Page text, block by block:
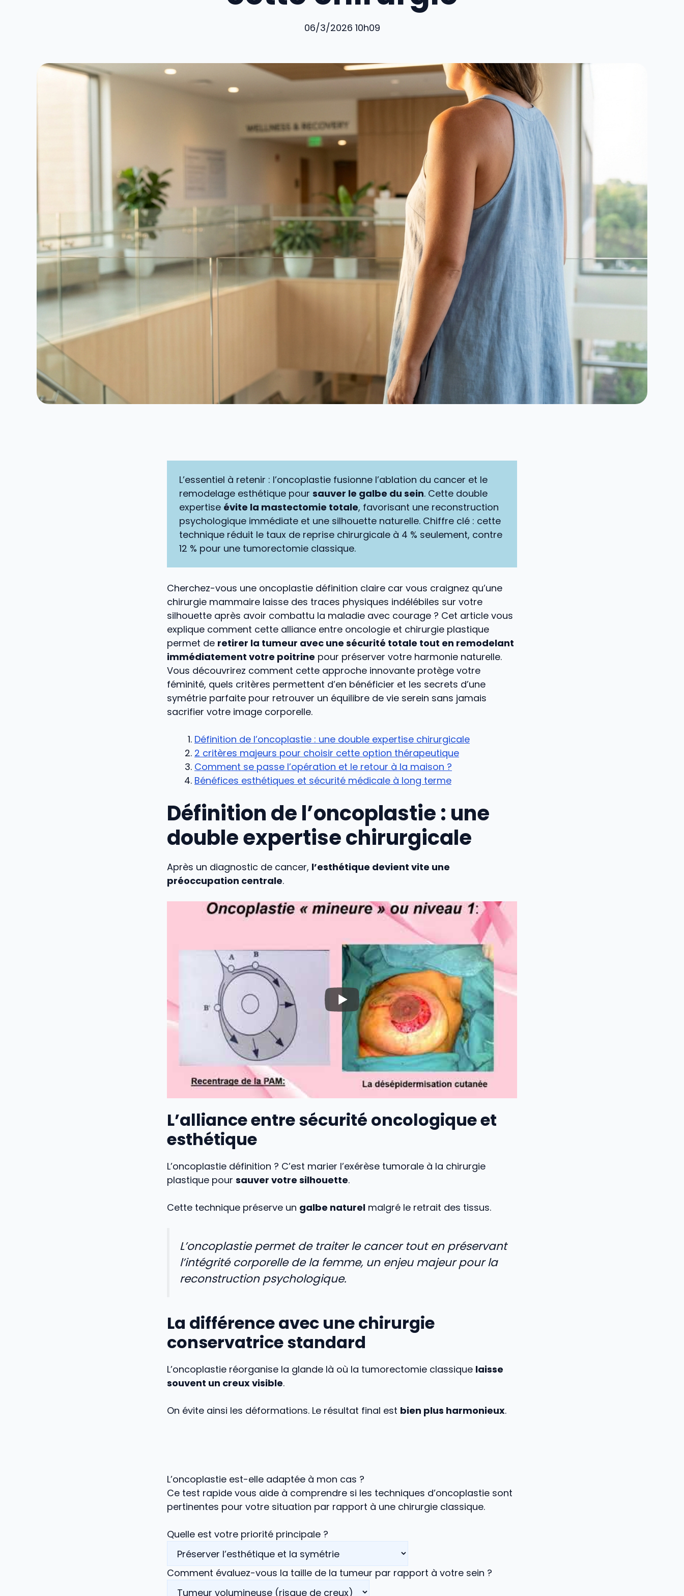
06/3/2026 10h09
L’essentiel à retenir : l’oncoplastie fusionne l’ablation du cancer et le
remodelage esthétique pour sauver le galbe du sein. Cette double
expertise évite la mastectomie totale, favorisant une reconstruction
psychologique immédiate et une silhouette naturelle. Chiffre clé : cette
technique réduit le taux de reprise chirurgicale à 4 % seulement, contre
12 % pour une tumorectomie classique.
Cherchez-vous une oncoplastie définition claire car vous craignez qu’une
chirurgie mammaire laisse des traces physiques indélébiles sur votre
silhouette après avoir combattu la maladie avec courage ? Cet article vous
explique comment cette alliance entre oncologie et chirurgie plastique
permet de retirer la tumeur avec une sécurité totale tout en remodelant
immédiatement votre poitrine pour préserver votre harmonie naturelle.
Vous découvrirez comment cette approche innovante protège votre
féminité, quels critères permettent d’en bénéficier et les secrets d’une
symétrie parfaite pour retrouver un équilibre de vie serein sans jamais
sacrifier votre image corporelle.
Définition de l’oncoplastie : une double expertise chirurgicale
2 critères majeurs pour choisir cette option thérapeutique
Comment se passe l’opération et le retour à la maison ?
Bénéfices esthétiques et sécurité médicale à long terme
Définition de l’oncoplastie : une
double expertise chirurgicale
Après un diagnostic de cancer, l’esthétique devient vite une
préoccupation centrale.
L’alliance entre sécurité oncologique et
esthétique
L’oncoplastie définition ? C’est marier l’exérèse tumorale à la chirurgie
plastique pour sauver votre silhouette.
Cette technique préserve un galbe naturel malgré le retrait des tissus.
L’oncoplastie permet de traiter le cancer tout en préservant
l’intégrité corporelle de la femme, un enjeu majeur pour la
reconstruction psychologique.
La différence avec une chirurgie
conservatrice standard
L’oncoplastie réorganise la glande là où la tumorectomie classique laisse
souvent un creux visible.
On évite ainsi les déformations. Le résultat final est bien plus harmonieux.
L’oncoplastie est-elle adaptée à mon cas ?
Ce test rapide vous aide à comprendre si les techniques d’oncoplastie sont
pertinentes pour votre situation par rapport à une chirurgie classique.
Quelle est votre priorité principale ?
Comment évaluez-vous la taille de la tumeur par rapport à votre sein ?